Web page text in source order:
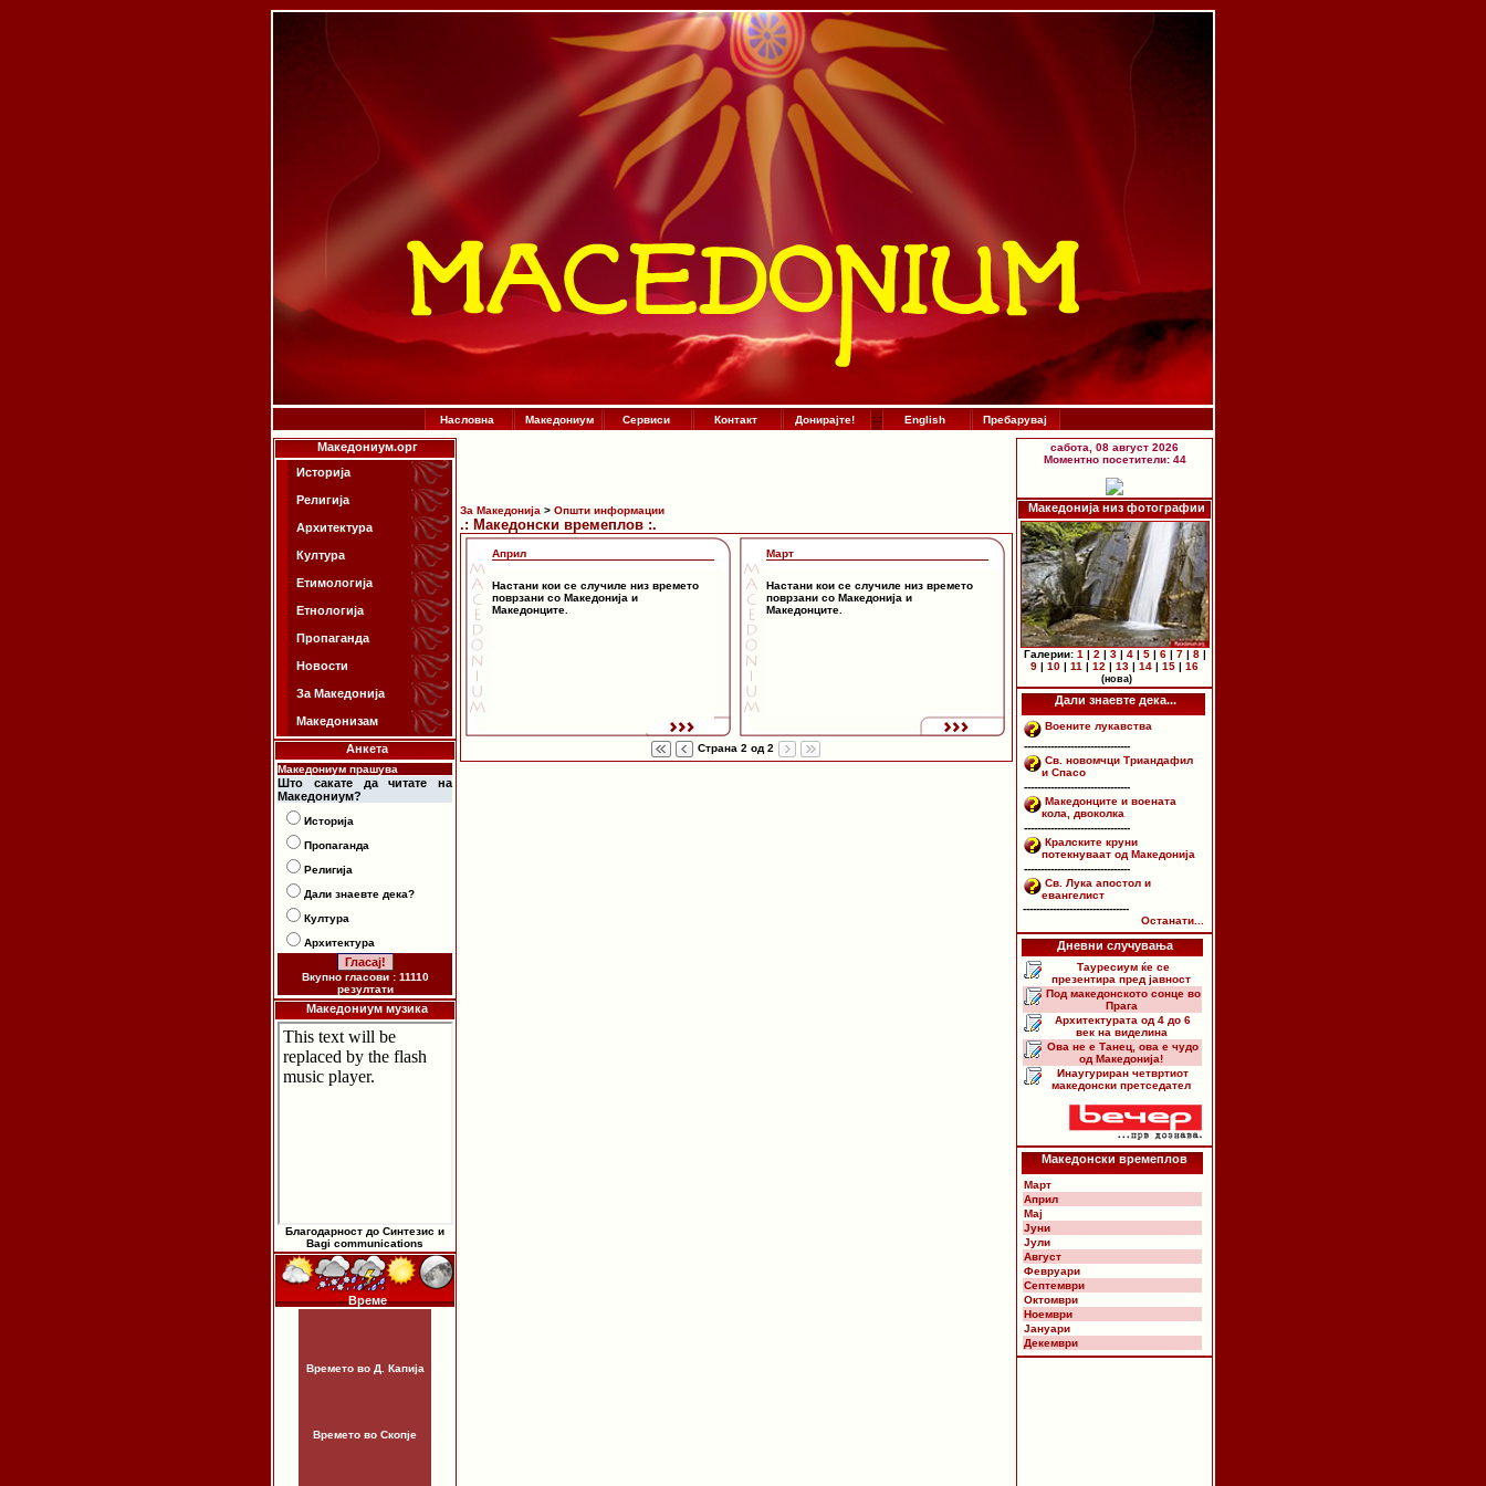
Насловна Македониум Сервиси Контакт Донирајте! :. : English Пребарувај
Македониум.орг
Историја
Религија
Архитектура
Култура
Етимологија
Етнологија
Пропаганда
Новости
За Македонија
Македонизам
Анкета
Македониум прашува
Што сакате да читате на
Македониум?
Историја
Пропаганда
Религија
Дали знаевте дека?
Култура
Архитектура
Вкупно гласови : 11110
резултати
Македониум музика
Благодарност до Синтезис и
Bagi communications
Време
Времето во Д. Капија
Времето во Скопје
За Македонија > Општи информации
.: Македонски времеплов :.
Април
Настани кои се случиле низ времето
поврзани со Македонија и
Македонците.
Март
Настани кои се случиле низ времето
поврзани со Македонија и
Македонците.
Страна 2 од 2
сабота, 08 август 2026
Моментно посетители: 44
Македонија низ фотографии
Галерии: 1| 2| 3| 4| 5| 6| 7| 8|
9
10 11 12 13 14 15 16
(нова)
Дали знаевте дека...
Воените лукавства
--------------------------------
Св. новомчци Триандафил
и Спасо
--------------------------------
Македонците и воената
кола, двоколка
--------------------------------
Кралските круни
потекнуваат од Македонија
--------------------------------
Св. Лука апостол и
евангелист
--------------------------------
Останати...
Дневни случувања
Тауресиум ќе се
презентира пред јавност
Под македонското сонце во
Прага
Архитектурата од 4 до 6
век на виделина
Ова не е Танец, ова е чудо
од Македонија!
Инаугуриран четвртиот
македонски претседател
Македонски времеплов
Март
Април
Мај
Јуни
Јули
Август
Февруари
Септември
Октомври
Ноември
Јануари
Декември